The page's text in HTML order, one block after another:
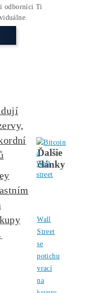
Kurz na
klesl k 30.
diplomaté
volatilita spojená
74.000 dolarů.
Zarábajú?
Funguje?(ťažba/
k
Nákup
Krypta na
zarobí Viac?
správny miner?